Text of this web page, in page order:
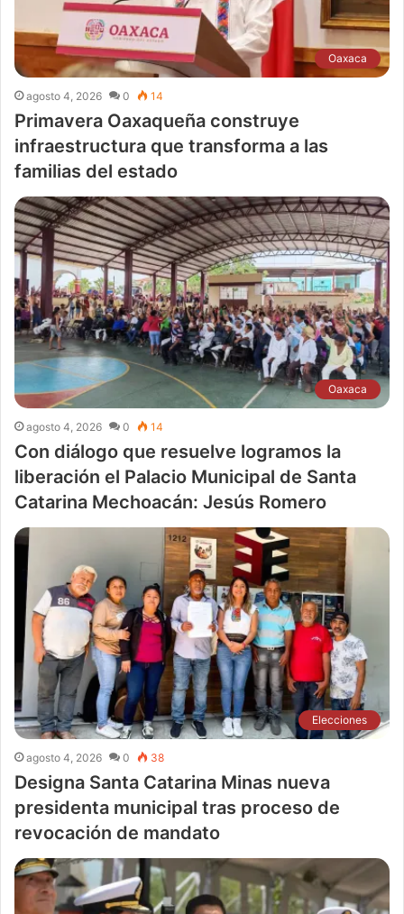
Oaxaca
agosto 4, 2026 0 14
Primavera Oaxaqueña construye
infraestructura que transforma a las
familias del estado
Oaxaca
agosto 4, 2026 0 14
Con diálogo que resuelve logramos la
liberación el Palacio Municipal de Santa
Catarina Mechoacán: Jesús Romero
Elecciones
agosto 4, 2026 0 38
Designa Santa Catarina Minas nueva
presidenta municipal tras proceso de
revocación de mandato